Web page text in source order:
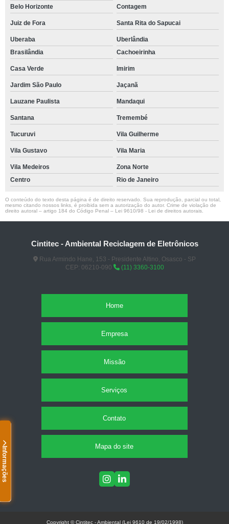
Informações
Belo Horizonte
Contagem
Juiz de Fora Santa Rita do Sapucai
Uberaba
Uberlândia
Brasilândia
Cachoeirinha
Casa Verde Imirim
Jardim São Paulo Jaçanã
Lauzane Paulista Mandaqui
Santana Tremembé
Tucuruvi Vila Guilherme
Vila Gustavo Vila Maria
Vila Medeiros
Zona Norte
Centro
Rio de Janeiro
O conteúdo do texto desta página é de direito reservado. Sua reprodução, parcial ou total,
mesmo citando nossos links, é proibida sem a autorização do autor. Crime de violação de
direito autoral – artigo 184 do Código Penal – Lei 9610/98 - Lei de direitos autorais
Cintitec - Ambiental Reciclagem de Eletrônicos
Rua Armindo Hane, 153 - Presidente Altino, Osasco - SP
CEP: 06210-090
(11) 3360-3100
Home
Empresa
Missão
Serviços
Contato
Mapa do site
Copyright © Cintitec - Ambiental (Lei 9610 de 19/02/1998)